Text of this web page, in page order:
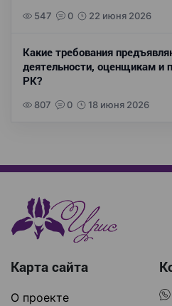
547 0 22 июня 2026
Какие требования
деятельности, оценщикам и
РК?
807 0 18 июня 2026
Карта сайта
О проекте